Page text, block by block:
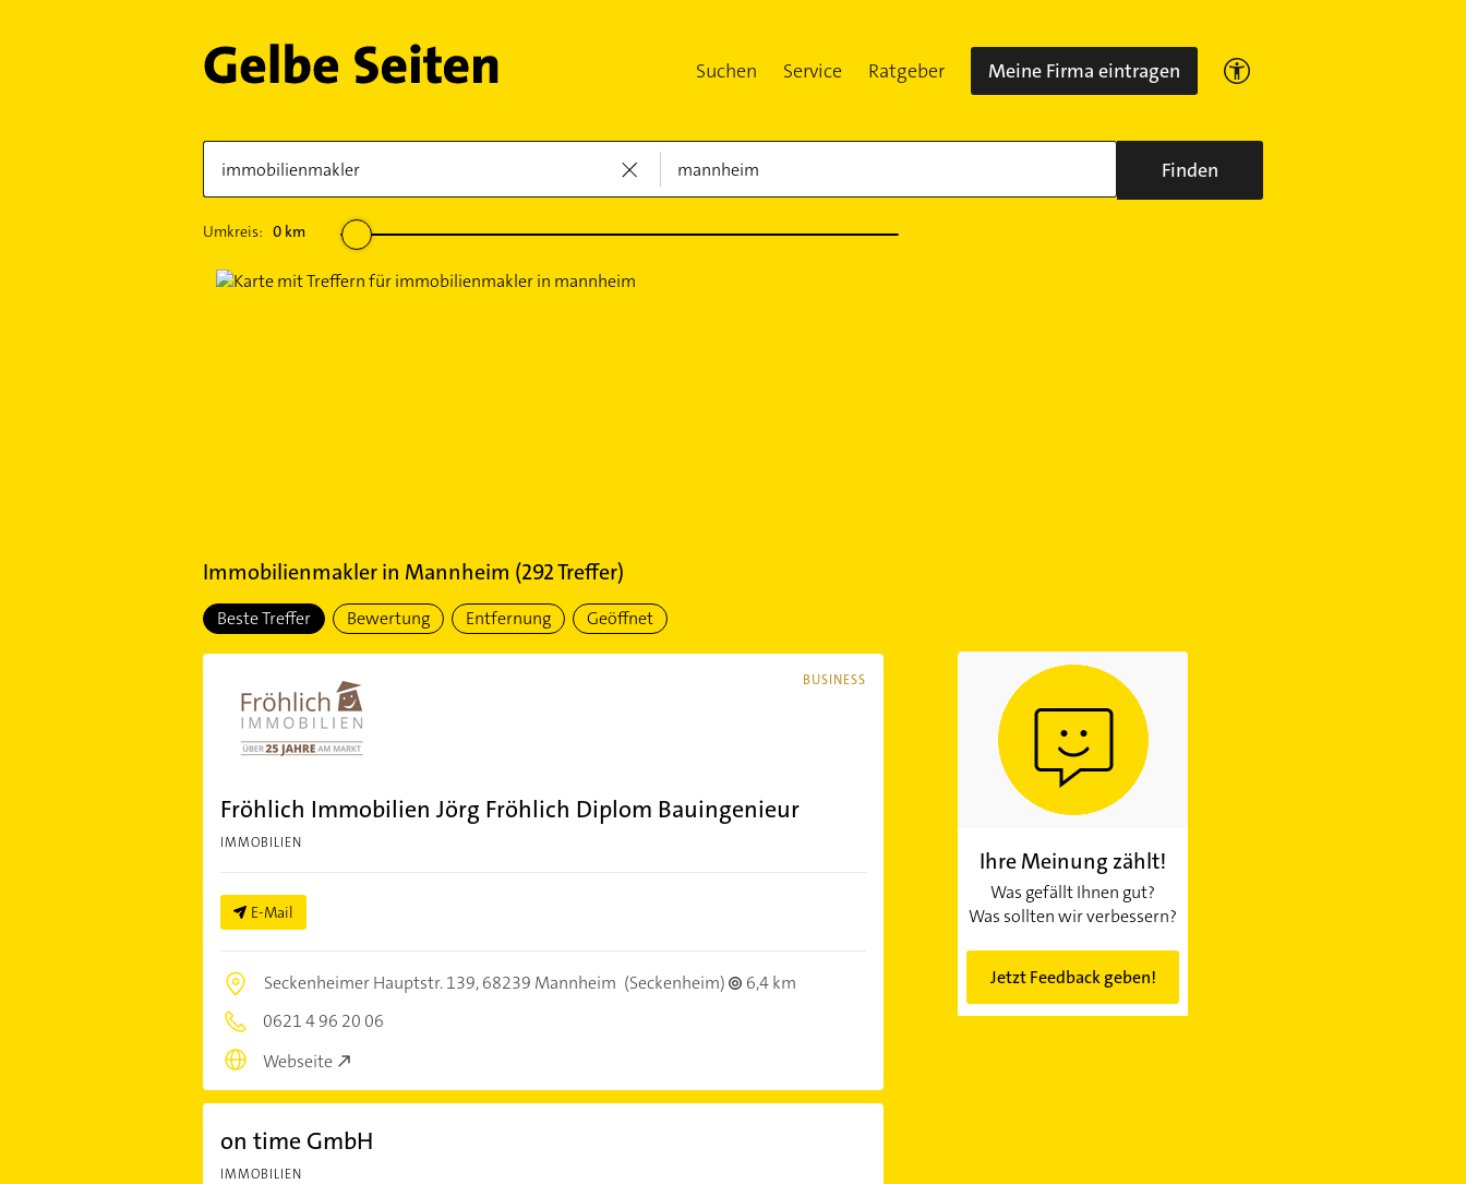
Suchen Service Ratgeber Meine Firma eintragen
Finden
Umkreis: 0km
Immobilienmaklerin Mannheim (292Treffer)
Beste Treffer Bewertung Entfernung Geöffnet
BUSINESS
Fröhlich Immobilien Jörg Fröhlich Diplom Bauingenieur
IMMOBILIEN
E-Mail
Seckenheimer Hauptstr. 139,68239 Mannheim (Seckenheim)
6,4 km
0621 4 96 20 06
Webseite
on time GmbH
IMMOBILIEN
Ihre Meinung zählt!
Was gefällt Ihnen gut?
Was sollten wir verbessern?
Jetzt Feedback geben!